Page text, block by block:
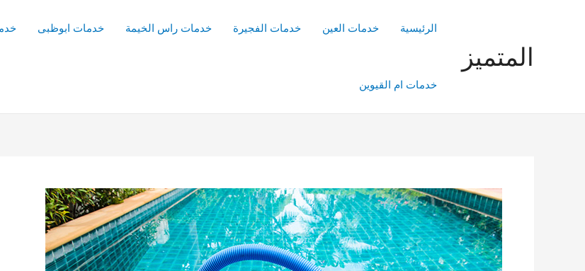
المتميز
الرئيسية خدمات العين خدمات الفجيرة خدمات راس الخيمة خدمات ابوظبى
خدمات ام القيوين